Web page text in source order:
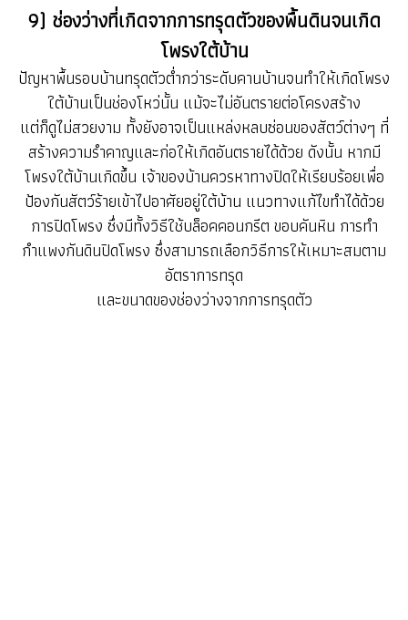
9) ช่องว่างที่เกิดจากการทรุดตัวของพื้นดินจนเกิด
โพรงใต้บ้าน
ปัญหาพื้นรอบบ้านทรุดตัวต่ำกว่าระดับคานบ้านจนทำให้เกิดโพรง
ใต้บ้านเป็นช่องโหว่นั้น แม้จะไม่อันตรายต่อโครงสร้าง
แต่ก็ดูไม่สวยงาม ทั้งยังอาจเป็นแหล่งหลบซ่อนของสัตว์ต่างๆ ที่
สร้างความรำคาญและก่อให้เกิดอันตรายได้ด้วย ดังนั้น หากมี
โพรงใต้บ้านเกิดขึ้น เจ้าของบ้านควรหาทางปิดให้เรียบร้อยเพื่อ
ป้องกันสัตว์ร้ายเข้าไปอาศัยอยู่ใต้บ้าน แนวทางแก้ไขทำได้ด้วย
การปิดโพรง ซึ่งมีทั้งวิธีใช้บล็อคคอนกรีต ขอบคันหิน การทำ
กำแพงกันดินปิดโพรง ซึ่งสามารถเลือกวิธีการให้เหมาะสมตาม
อัตราการทรุด
และขนาดของช่องว่างจากการทรุดตัว